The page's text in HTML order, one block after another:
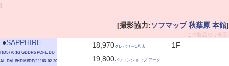
l
[撮影協力:ソフマップ 秋葉原 本館]
[この製品だけ表示]
●SAPPHIRE
HD5770 1G GDDR5 PCI-E DU
AL DVI-I/HDMI/DP(11163-02-20
18,970クレバリー1号店
1F
19,800パソコンショップ アーク